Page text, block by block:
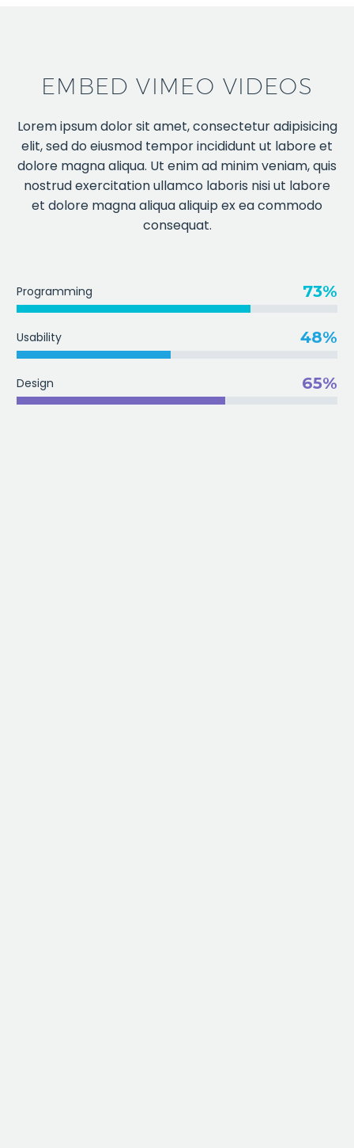
EMBED VIMEO VIDEOS
Lorem ipsum dolor sit amet, consectetur adipisicing
elit, sed do eiusmod tempor incididunt ut labore et
dolore magna aliqua. Ut enim ad minim veniam, quis
nostrud exercitation ullamco laboris nisi ut labore
et dolore magna aliqua aliquip ex ea commodo
consequat.
Programming 73%
Usability 48%
Design 65%